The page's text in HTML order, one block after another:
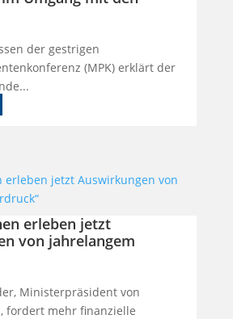
der gestrigen
(MPK) erklärt der
erleben jetzt
von jahrelangem
Ministerpräsident von
fordert mehr finanzielle